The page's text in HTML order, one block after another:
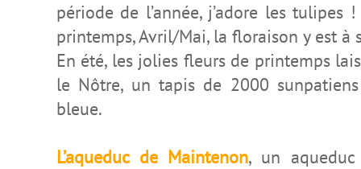
période de l’année, j’adore les
printemps, Avril/Mai, la floraison y est à
En été, les jolies fleurs de printemps
le Nôtre, un tapis de 2000
bleue.
L’aqueduc de Maintenon, un